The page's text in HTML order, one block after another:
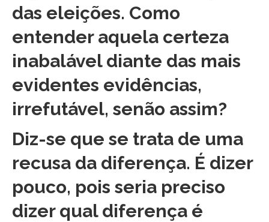
das eleições. Como
entender aquela certeza
inabalável diante das mais
evidentes evidências,
irrefutável, senão assim?
Diz-se que se trata de uma
recusa da diferença. É dizer
pouco, pois seria preciso
dizer qual diferença é